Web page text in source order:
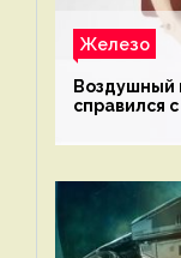
Железо
Воздушный
справился